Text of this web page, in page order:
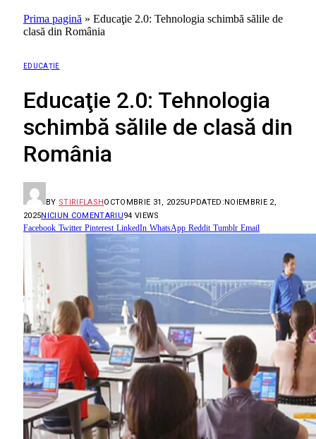
Prima pagină » Educaţie 2.0: Tehnologia schimbă sălile de
clasă din România
EDUCAȚIE
Educaţie 2.0: Tehnologia
schimbă sălile de clasă din
România
BY STIRIFLASHOCTOMBRIE 31, 2025UPDATED:NOIEMBRIE 2,
2025NICIUN COMENTARIU94 VIEWS
Facebook Twitter Pinterest LinkedIn WhatsApp Reddit Tumblr Email